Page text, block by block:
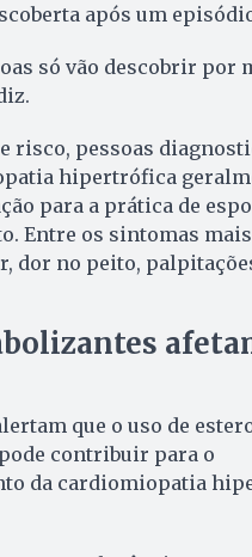
após um
só vão descobrir por
risco, pessoas
hipertrófica
para a prática de
Entre os sintomas
dor no peito,
que o uso de
contribuir para o
da cardiomiopatia